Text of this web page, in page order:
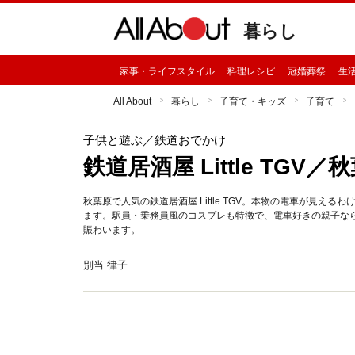
暮らし
家事・ライフスタイル 料理レシピ 冠婚葬祭 生
All About 暮らし 子育て・キッズ 子育て
子供と遊ぶ ／鉄道おでかけ
鉄道居酒屋 Little TGV／秋
秋葉原で人気の鉄道居酒屋 Little TGV。本物の電車が見えるわ
ます。駅員・乗務員風のコスプレも特徴で、電車好きの親子
賑わいます。
別当 律子